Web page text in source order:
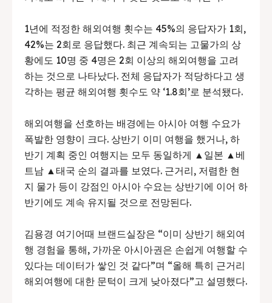
1년에 적정한 해외여행 횟수는 45%의 응답자가 1회,
42%는 2회로 응답했다. 최근 계속되는 고물가의 상
황에도 10명 중 4명은 2회 이상의 해외여행을 고려
하는 것으로 나타났다. 전체 응답자가 적당하다고 생
각하는 평균 해외여행 횟수도 약 ‘1.8회’로 분석됐다.
해외여행을 선호하는 배경에는 아시아 여행 수요가
폭발한 영향이 크다. 상반기 이미 여행을 했거나, 하
반기 계획 중인 여행지는 모두 동일하게 ▲일본 ▲베
트남 ▲태국 순의 결과를 보였다. 근거리, 저렴한 현
지 물가 등이 강점인 아시아 수요는 상반기에 이어 하
반기에도 계속 유지될 것으로 전망된다.
김용경 여기어때 브랜드실장은 “이미 상반기 해외여
행 경험을 통해, 가까운 아시아권은 손쉽게 여행할 수
있다는 데이터가 쌓인 것 같다”며 “올해 특히 근거리
해외여행에 대한 문턱이 크게 낮아졌다”고 설명했다.